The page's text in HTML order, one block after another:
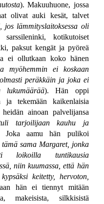
). Makuuhuone, jossa
olivat auki kesät, talvet
lämmityslaitoksessa oli
kotikutoiset
paksut kengät ja pyöreä
ei ollutkaan koko hänen
myöhemmin ei koskaan
peräkkäin ja joka ei
lukumäärää). Hän oppi
ja tekemään kaikenlaisia
heidän ainoan palvelijansa
tarjoilijaan kauhu ja
Joka aamu hän pulikoi
sama Margaret, jonka
loikoilla tuntikausia
niin kuumassa, että hän
keitetty, hervoton,
hän ei tiennyt mitään
makeisista, silkkisistä